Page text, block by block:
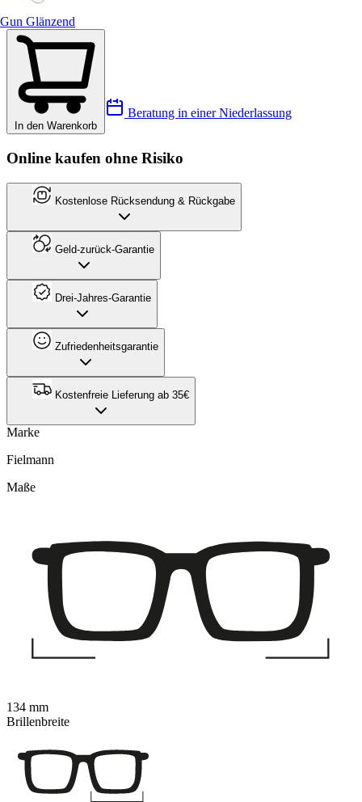
Gun Glänzend
In den Warenkorb
Beratung in einer Niederlassung
Online kaufen ohne Risiko
Kostenlose Rücksendung & Rückgabe
Geld-zurück-Garantie
Drei-Jahres-Garantie
Zufriedenheitsgarantie
Kostenfreie Lieferung ab 35€
Marke
Fielmann
Maße
134 mm
Brillenbreite